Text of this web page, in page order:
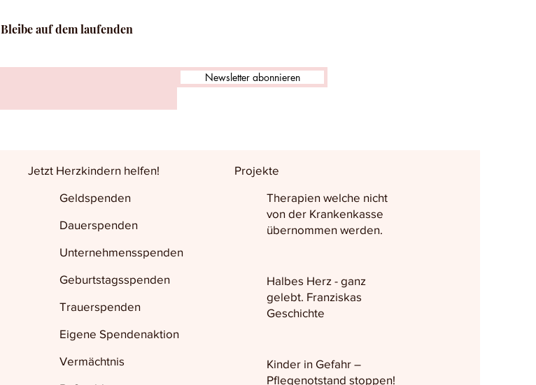
Bleibe auf dem laufenden
Newsletter abonnieren
Jetzt Herzkindern helfen! Projekte
Geldspenden
Dauerspenden
Unternehmensspenden
Geburtstagsspenden
Trauerspenden
Eigene Spendenaktion
Vermächtnis
Therapien welche nicht
von der Krankenkasse
übernommen werden.
Halbes Herz - ganz
gelebt. Franziskas
Geschichte
Kinder in Gefahr –
Pflegenotstand stoppen!